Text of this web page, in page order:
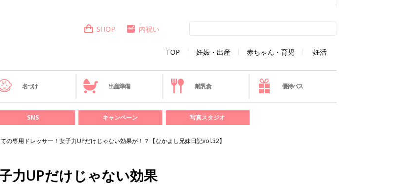
TOP 妊娠・出産 赤ちゃん・育児 妊活
SHOP 内祝い
名づけ 出産準備 離乳食 優待パス
SNS キャンペーン 写真スタジオ
の専用ドレッサー！女子力UPだけじゃない効果が！？【なかよし兄妹日記vol.32】
力UPだけじゃない効果